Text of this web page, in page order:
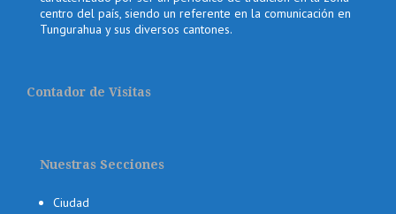
centro del país, siendo un referente en la comunicación en
Tungurahua y sus diversos cantones.
Contador de Visitas
Nuestras Secciones
Ciudad